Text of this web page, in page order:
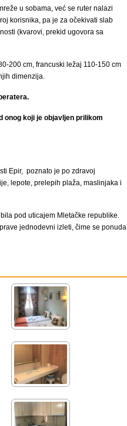
u sobama, već se ruter nalazi
korisnika, pa je za očekivati slab
(kvarovi, prekid ugovora sa
200 cm, francuski ležaj 110-150 cm
dimenzija.
onog koji je objavljen prilikom
Epir, poznato je po zdravoj
lepote, prelepih plaža, maslinjaka i
pod uticajem Mletačke republike.
jednodevni izleti, čime se ponuda